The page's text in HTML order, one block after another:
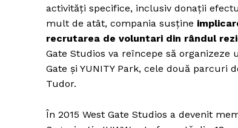
activități specifice, inclusiv donații
mult de atât, compania susține
recrutarea de voluntari din rândul
Gate Studios va reîncepe să
Gate și YUNITY Park, cele două parcuri
Tudor.
În 2015 West Gate Studios a devenit